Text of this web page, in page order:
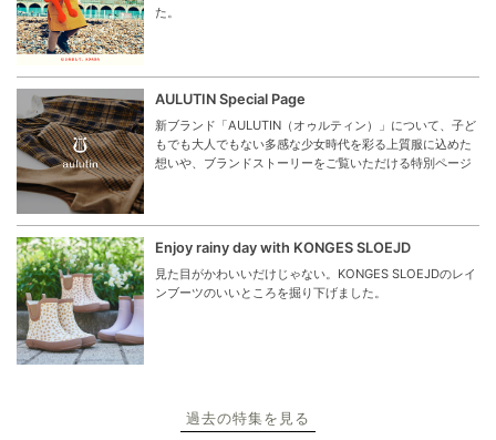
た。
AULUTIN Special Page
新ブランド「AULUTIN（オゥルティン）」について、子ど
もでも大人でもない多感な少女時代を彩る上質服に込めた
想いや、ブランドストーリーをご覧いただける特別ページ
Enjoy rainy day with KONGES SLOEJD
見た目がかわいいだけじゃない。KONGES SLOEJDのレイ
ンブーツのいいところを掘り下げました。
過去の特集を見る